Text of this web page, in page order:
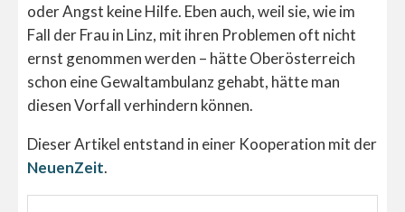
oder Angst keine Hilfe. Eben auch, weil sie, wie im
Fall der Frau in Linz, mit ihren Problemen oft nicht
ernst genommen werden – hätte Oberösterreich
schon eine Gewaltambulanz gehabt, hätte man
diesen Vorfall verhindern können.
Dieser Artikel entstand in einer Kooperation mit der
NeuenZeit.